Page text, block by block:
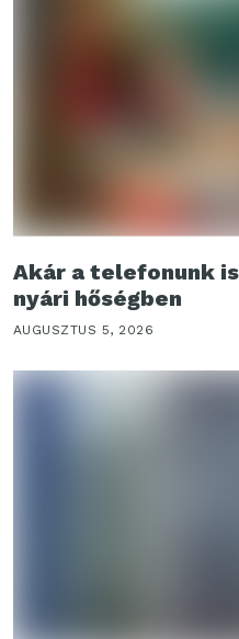
Akár a telefonunk
nyári hőségben
AUGUSZTUS 5, 2026